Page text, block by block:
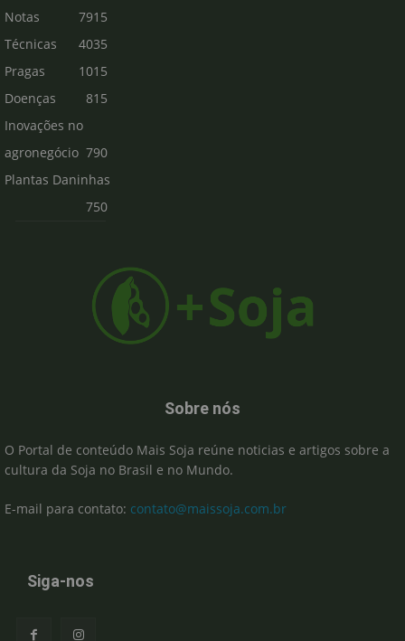
7915
Notas
Técnicas
4035
Pragas
1015
Doenças
815
Inovações no
agronegócio 790
Plantas Daninhas
750
Sobre nós
O Portal de conteúdo Mais Soja reúne noticias e artigos sobre a
cultura da Soja no Brasil e no Mundo.
E-mail para contato: contato@maissoja.com.br
Siga-nos